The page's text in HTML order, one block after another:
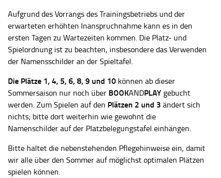
Aufgrund des Vorrangs des Trainingsbetriebs und der
erwarteten erhöhten Inanspruchnahme kann es in den
ersten Tagen zu Wartezeiten kommen. Die Platz- und
Spielordnung ist zu beachten, insbesondere das Verwenden
der Namensschilder an der Spieltafel.
Die Plätze 1, 4, 5, 6, 8, 9 und 10 können ab dieser
Sommersaison nur noch über BOOKANDPLAY gebucht
werden. Zum Spielen auf den Plätzen 2 und 3 ändert sich
nichts; bitte dort weiterhin wie gewohnt die
Namenschilder auf der Platzbelegungstafel einhängen.
Bitte haltet die nebenstehenden Pflegehinweise ein, damit
wir alle über den Sommer auf möglichst optimalen Plätzen
spielen können.